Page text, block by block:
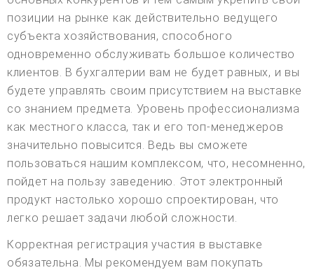
позиции на рынке как действительно ведущего
субъекта хозяйствования, способного
одновременно обслуживать большое количество
клиентов. В бухгалтерии вам не будет равных, и вы
будете управлять своим присутствием на выставке
со знанием предмета. Уровень профессионализма
как местного класса, так и его топ-менеджеров
значительно повысится. Ведь вы сможете
пользоваться нашим комплексом, что, несомненно,
пойдет на пользу заведению. Этот электронный
продукт настолько хорошо спроектирован, что
легко решает задачи любой сложности.
Корректная регистрация участия в выставке
обязательна. Мы рекомендуем вам покупать